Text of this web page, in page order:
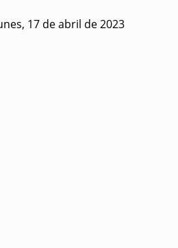
17 de abril de 2023